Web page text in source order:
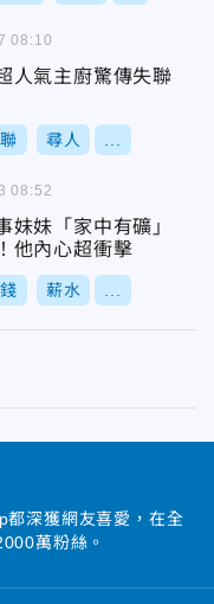
人氣主廚驚傳失聯
尋人
08:10
妹妹「家中有礦」
他內心超衝擊
薪水
08:52
都深獲網友喜愛，在全
萬粉絲。